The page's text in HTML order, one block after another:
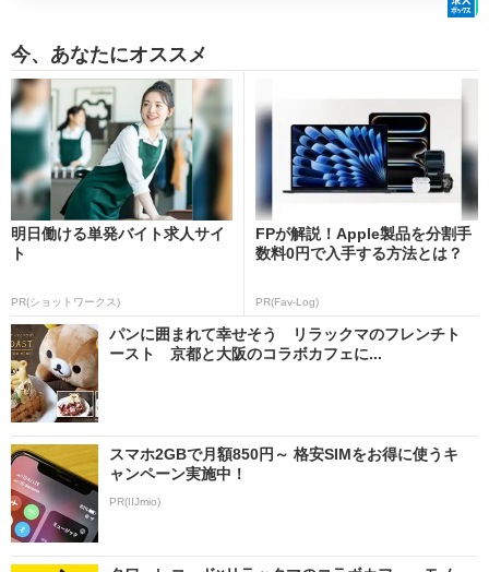
今、あなたにオススメ
明日働ける単発バイト求人サイ
ト
PR(ショットワークス)
FPが解説！Apple製品を分割手
数料0円で入手する方法とは？
PR(Fav-Log)
パンに囲まれて幸せそう リラックマのフレンチト
ースト 京都と大阪のコラボカフェに...
スマホ2GBで月額850円～ 格安SIMをお得に使うキ
ャンペーン実施中！
PR(IIJmio)